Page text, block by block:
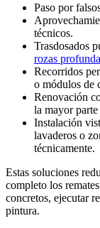
Paso por
técnicos.
Trasdosados
rozas
Recorridos
o módulos de
Renovación
la mayor
Instalación
lavaderos o
técnicamente.
Estas soluciones
completo los
concretos, ejecutar
pintura.